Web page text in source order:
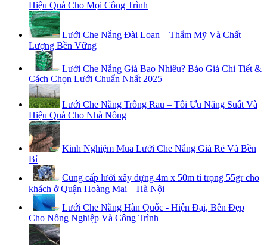
Hiệu Quả Cho Mọi Công Trình
Lưới Che Nắng Đài Loan – Thẩm Mỹ Và Chất
Lượng Bền Vững
Lưới Che Nắng Giá Bao Nhiêu? Báo Giá Chi Tiết &
Cách Chọn Lưới Chuẩn Nhất 2025
Lưới Che Nắng Trồng Rau – Tối Ưu Năng Suất Và
Hiệu Quả Cho Nhà Nông
Kinh Nghiệm Mua Lưới Che Nắng Giá Rẻ Và Bền
Bỉ
Cung cấp lưới xây dựng 4m x 50m tỉ trọng 55gr cho
khách ở Quận Hoàng Mai – Hà Nội
Lưới Che Nắng Hàn Quốc - Hiện Đại, Bền Đẹp
Cho Nông Nghiệp Và Công Trình